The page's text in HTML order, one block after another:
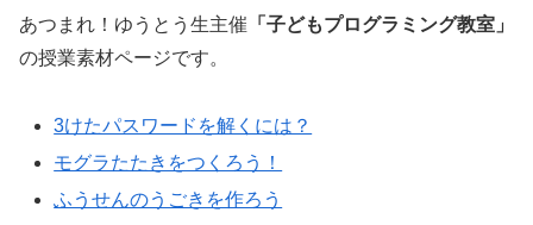
あつまれ！ゆうとう生主催 「子どもプログラミング教室」
の授業素材ページです。
3けたパスワードを解くには？
モグラたたきをつくろう！
ふうせんのうごきを作ろう